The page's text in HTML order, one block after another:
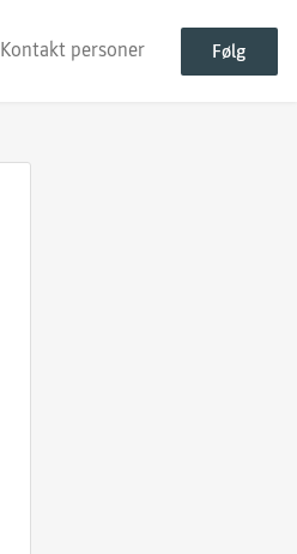
Kontakt personer Følg